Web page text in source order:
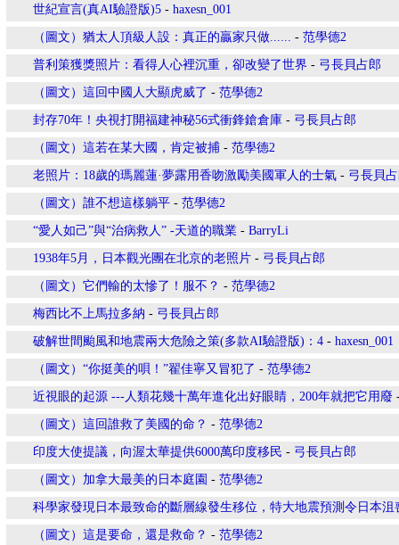
世紀宣言(真AI驗證版)5 - haxesn_001
（圖文）猶太人頂級人設：真正的贏家只做...... - 范學德2
普利策獲獎照片：看得人心裡沉重，卻改變了世界 - 弓長貝占郎
（圖文）這回中國人大顯虎威了 - 范學德2
封存70年！央視打開福建神秘56式衝鋒鎗倉庫 - 弓長貝占郎
（圖文）這若在某大國，肯定被捕 - 范學德2
老照片：18歲的瑪麗蓮·夢露用香吻激勵美國軍人的士氣 - 弓長貝
（圖文）誰不想這樣躺平 - 范學德2
“愛人如己”與“治病救人” -天道的職業 - BarryLi
1938年5月，日本觀光團在北京的老照片 - 弓長貝占郎
（圖文）它們輸的太慘了！服不？ - 范學德2
梅西比不上馬拉多納 - 弓長貝占郎
破解世間颱風和地震兩大危險之策(多款AI驗證版)：4 - haxesn_001
（圖文）“你挺美的唄！”翟佳寧又冒犯了 - 范學德2
近視眼的起源 ---人類花幾十萬年進化出好眼睛，200年就把它用廢
（圖文）這回誰救了美國的命？ - 范學德2
印度大使提議，向渥太華提供6000萬印度移民 - 弓長貝占郎
（圖文）加拿大最美的日本庭園 - 范學德2
科學家發現日本最致命的斷層線發生移位，特大地震預測令日本沮
（圖文）這是要命，還是救命？ - 范學德2